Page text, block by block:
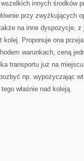
innych środków
przy zwyżkujących
na inne dyspozycje, z
kolej. Proponuje ona
warunkach, ceną
transportu już na
np. wypożyczając
właśnie nad koleją.